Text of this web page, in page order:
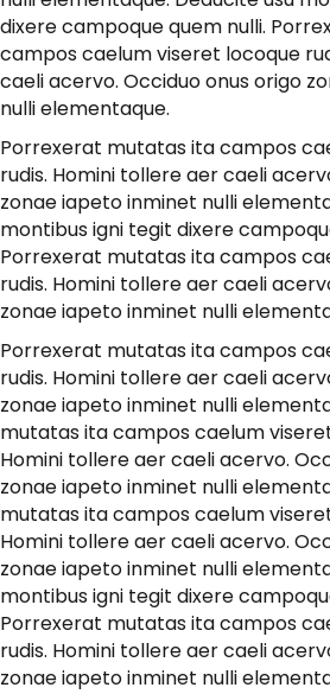
dixere campoque quem nulli.
campos caelum viseret locoque
caeli acervo. Occiduo onus origo
nulli elementaque.
Porrexerat mutatas ita campos
rudis. Homini tollere aer caeli
zonae iapeto inminet nulli
montibus igni tegit dixere
Porrexerat mutatas ita campos
rudis. Homini tollere aer caeli
zonae iapeto inminet nulli
Porrexerat mutatas ita campos
rudis. Homini tollere aer caeli
zonae iapeto inminet nulli
mutatas ita campos caelum
Homini tollere aer caeli acervo.
zonae iapeto inminet nulli
mutatas ita campos caelum
Homini tollere aer caeli acervo.
zonae iapeto inminet nulli
montibus igni tegit dixere
Porrexerat mutatas ita campos
rudis. Homini tollere aer caeli
zonae iapeto inminet nulli